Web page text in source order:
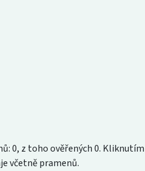
0, z toho ověřených 0.
včetně pramenů.